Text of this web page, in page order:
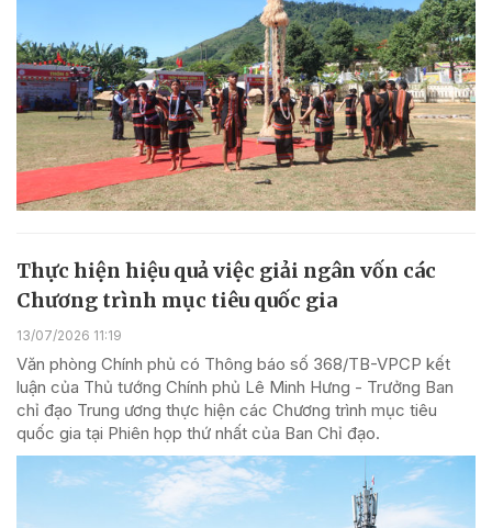
Thực hiện hiệu quả việc giải ngân vốn các
Chương trình mục tiêu quốc gia
13/07/2026 11:19
Văn phòng Chính phủ có Thông báo số 368/TB-VPCP kết
luận của Thủ tướng Chính phủ Lê Minh Hưng - Trưởng Ban
chỉ đạo Trung ương thực hiện các Chương trình mục tiêu
quốc gia tại Phiên họp thứ nhất của Ban Chỉ đạo.